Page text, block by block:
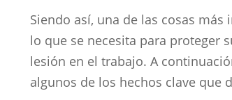
Siendo así, una de las cosas
lo que se necesita para proteger
lesión en el trabajo. A
algunos de los hechos clave que